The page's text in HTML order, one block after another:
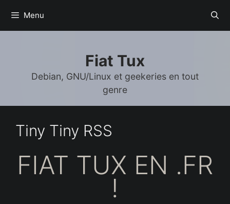
Menu
Fiat Tux
Debian, GNU/Linux et geekeries en tout
genre
Tiny Tiny RSS
FIAT TUX EN .FR
!